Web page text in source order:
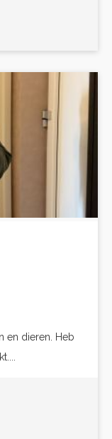
en dieren. Heb